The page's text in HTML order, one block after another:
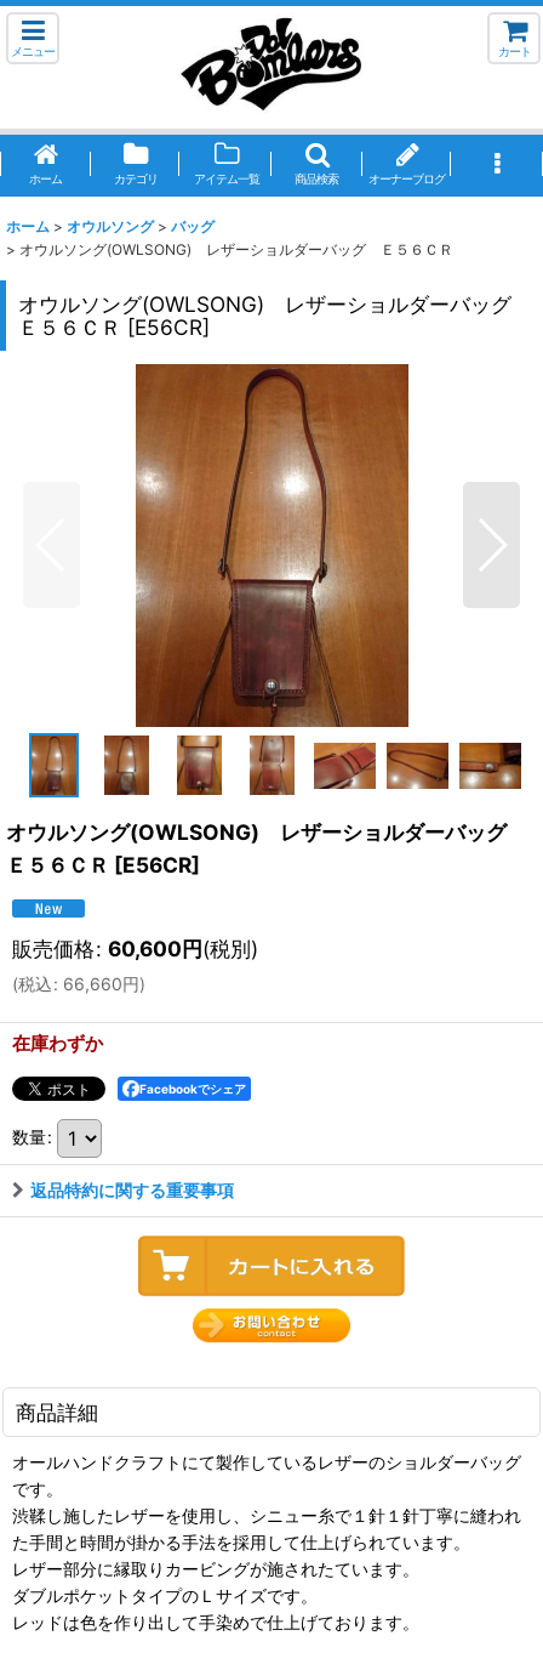
メニュー カート
ホーム カテゴリ アイテム一覧 商品検索 オーナーブログ
ホーム > オウルソング > バッグ
> オウルソング(OWLSONG) レザーショルダーバッグ Ｅ５６ＣＲ
オウルソング(OWLSONG) レザーショルダーバッグ
Ｅ５６ＣＲ [E56CR]
オウルソング(OWLSONG) レザーショルダーバッグ
Ｅ５６ＣＲ [E56CR]
販売価格: 60,600円(税別)
(税込: 66,660円)
在庫わずか
Facebookでシェア
数量:
返品特約に関する重要事項
商品詳細
オールハンドクラフトにて製作しているレザーのショルダーバッグ
です。
渋鞣し施したレザーを使用し、シニュー糸で１針１針丁寧に縫われ
た手間と時間が掛かる手法を採用して仕上げられています。
レザー部分に縁取りカービングが施されたています。
ダブルポケットタイプのＬサイズです。
レッドは色を作り出して手染めで仕上げております。